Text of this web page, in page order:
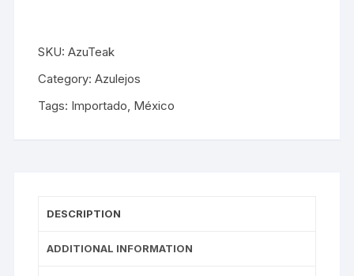
SKU:AzuTeak
Category:Azulejos
Tags: Importado, México
DESCRIPTION
ADDITIONAL INFORMATION